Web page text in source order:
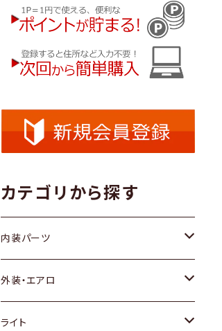
カテゴリから探す
内装パーツ
トヨタ
ホンダ
外装・エアロ
トヨタ
ライト